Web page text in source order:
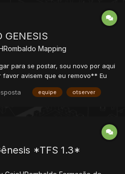
GENESIS
Mapping
para se postar, sou novo por aqui
avisem que eu removo** Eu
quis construir um servidor
equipe otserver
*TFS 1.3*